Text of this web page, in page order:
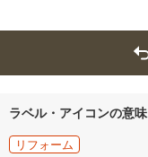
ラベル・アイコンの意味
リフォーム